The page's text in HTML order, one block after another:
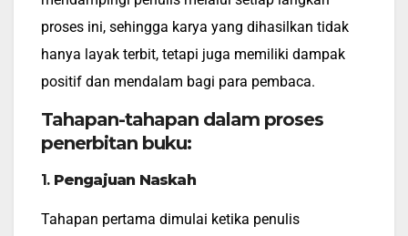
proses ini, sehingga karya yang dihasilkan tidak
hanya layak terbit, tetapi juga memiliki dampak
positif dan mendalam bagi para pembaca.
Tahapan-tahapan dalam proses
penerbitan buku:
1. Pengajuan Naskah
Tahapan pertama dimulai ketika penulis